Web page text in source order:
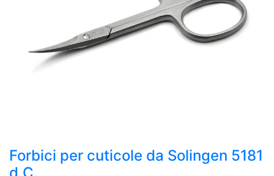
Forbici per cuticole da Solingen 5181